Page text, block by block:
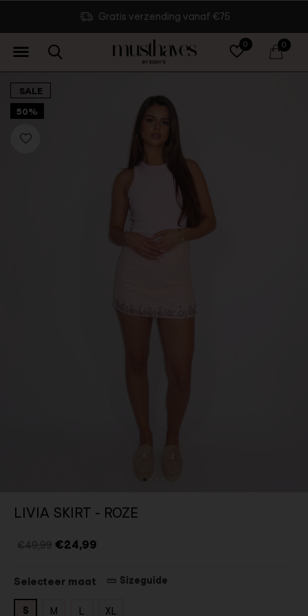
0 0
Dezelfde dag verzonden
SALE
50%
LIVIA SKIRT - ROZE
€49,99 €24,99
Selecteer maat Sizeguide
S M L XL